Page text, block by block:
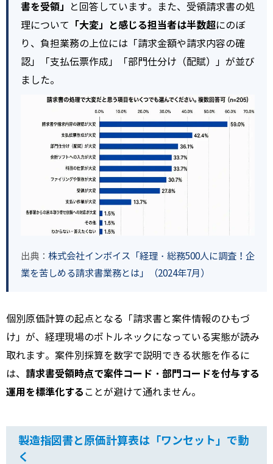
書を受領」
と回答しています。また、受領請求書の処
理について
「大変」と感じる担当者は半数超にのぼ
り、負担業務の上位には「請求金額や請求内容の確
認」「支払伝票作成」「部門仕分け（配賦）」が並び
ました。
出典： 株式会社インボイス「経理・総務500人に調査！企
業を苦しめる請求書業務とは」（2024年7月）
個別原価計算の起点となる「請求書と案件情報のひもづ
け」が、経理現場のボトルネックになっている実態が読み
取れます。案件別採算を数字で説明できる状態を作るに
は、 請求書受領時点で案件コード・部門コードを付与する
運用を標準化する ことが避けて通れません。
製造指図書と原価計算表は「ワンセット」で動
く